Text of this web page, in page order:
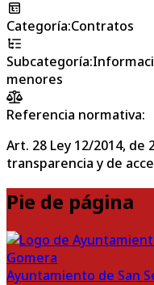
Categoría:Contratos
Subcategoría:
menores
Referencia normativa:
Art. 28 Ley 12/2014, de
transparencia y de
Pie de página
Ayuntamiento de San